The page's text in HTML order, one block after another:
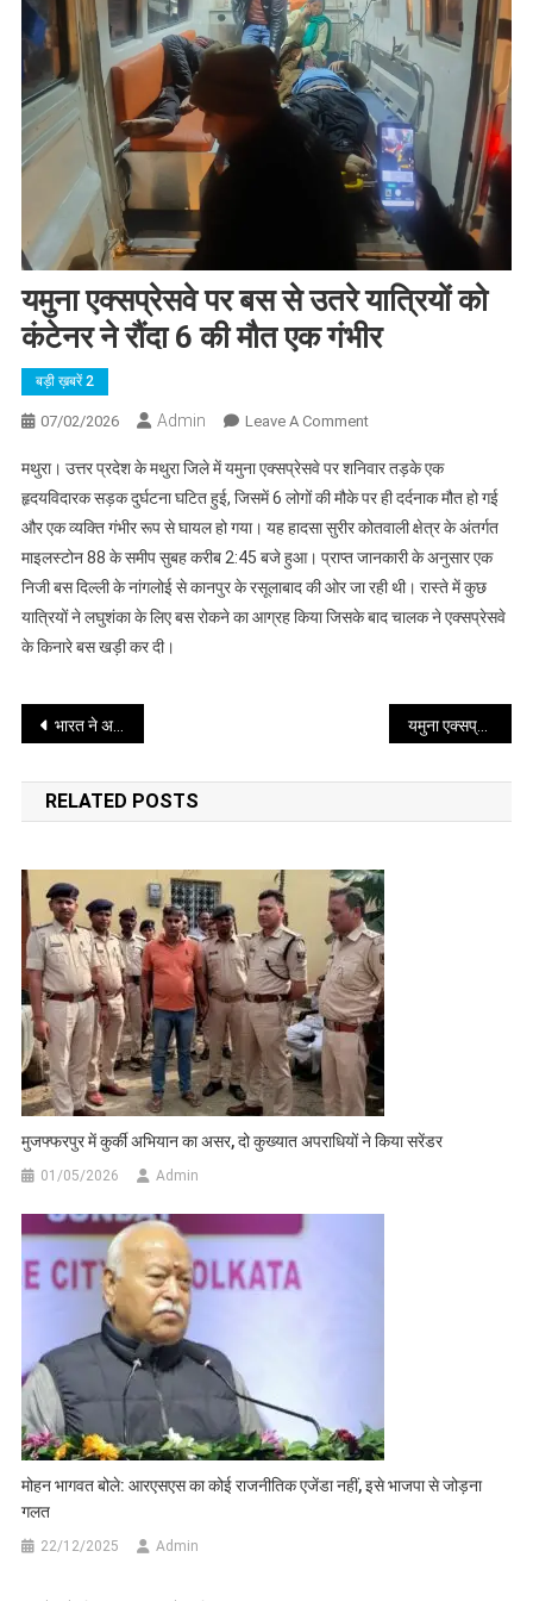
यमुना एक्सप्रेसवे पर बस से उतरे यात्रियों को
कंटेनर ने रौंदा 6 की मौत एक गंभीर
बड़ी ख़बरें 2
07/02/2026 Admin Leave A CommentOn
एक्सप्रेसवे
पर
बस
से
उतरे
यात्रियों
मथुरा। उत्तर प्रदेश के मथुरा जिले में यमुना एक्सप्रेसवे पर शनिवार तड़के एक
हृदयविदारक सड़क दुर्घटना घटित हुई, जिसमें 6 लोगों की मौके पर ही दर्दनाक मौत हो गई
और एक व्यक्ति गंभीर रूप से घायल हो गया। यह हादसा सुरीर कोतवाली क्षेत्र के अंतर्गत
माइलस्टोन 88 के समीप सुबह करीब 2:45 बजे हुआ। प्राप्त जानकारी के अनुसार एक
निजी बस दिल्ली के नांगलोई से कानपुर के रसूलाबाद की ओर जा रही थी। रास्ते में कुछ
यात्रियों ने लघुशंका के लिए बस रोकने का आग्रह किया जिसके बाद चालक ने एक्सप्रेसवे
के किनारे बस खड़ी कर दी।
Post
navigation
भारत ने अपने कृषि और डेयरी सेक्टर पर लगाया सुरक्षा कवच अमेरिका को नहीं दी ढील यमुना एक्सप्रेसवे पर बस से उतरे यात्रियों को कंटेनर ने रौंदा 6 की मौत एक गंभीर
RELATED POSTS
मुजफ्फरपुर में कुर्की अभियान का असर, दो कुख्यात अपराधियों ने किया सरेंडर
01/05/2026 Admin
मोहन भागवत बोले: आरएसएस का कोई राजनीतिक एजेंडा नहीं, इसे भाजपा से जोड़ना
गलत
22/12/2025 Admin